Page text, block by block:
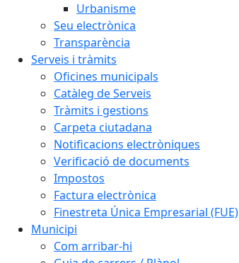
Urbanisme
Seu electrònica
Transparència
Serveis i tràmits
Oficines municipals
Catàleg de Serveis
Tràmits i gestions
Carpeta ciutadana
Notificacions electròniques
Verificació de documents
Impostos
Factura electrònica
Finestreta Única Empresarial (FUE)
Municipi
Com arribar-hi